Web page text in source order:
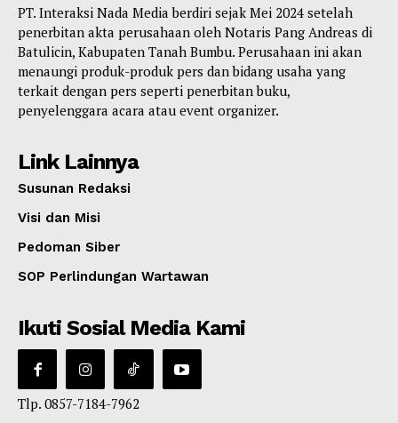
PT. Interaksi Nada Media berdiri sejak Mei 2024 setelah
penerbitan akta perusahaan oleh Notaris Pang Andreas di
Batulicin, Kabupaten Tanah Bumbu. Perusahaan ini akan
menaungi produk-produk pers dan bidang usaha yang
terkait dengan pers seperti penerbitan buku,
penyelenggara acara atau event organizer.
Link Lainnya
Susunan Redaksi
Visi dan Misi
Pedoman Siber
SOP Perlindungan Wartawan
Ikuti Sosial Media Kami
Tlp. 0857-7184-7962